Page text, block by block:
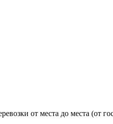
от места до места (от